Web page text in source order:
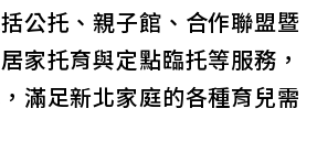
公托、親子館、合作聯盟暨
家托育與定點臨托等服務，
滿足新北家庭的各種育兒需